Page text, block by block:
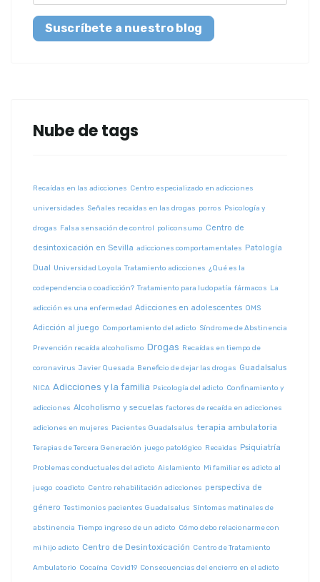
Suscríbete a nuestro blog
Nube de tags
Recaídas en las adicciones Centro especializado en adicciones
universidades Señales recaídas en las drogas porros Psicología y
drogas Falsa sensación de control policonsumo Centro de
desintoxicación en Sevilla adicciones comportamentales Patología
Dual Universidad Loyola Tratamiento adicciones ¿Qué es la
codependencia o coadicción? Tratamiento para ludopatía fármacos La
adicción es una enfermedad Adicciones en adolescentes OMS
Adicción al juego Comportamiento del adicto Síndrome de Abstinencia
Prevención recaída alcoholismo Drogas Recaídas en tiempo de
coronavirus Javier Quesada Beneficio de dejar las drogas Guadalsalus
NICA Adicciones y la familia Psicología del adicto Confinamiento y
adicciones Alcoholismo y secuelas factores de recaída en adicciones
adiciones en mujeres Pacientes Guadalsalus terapia ambulatoria
Terapias de Tercera Generación juego patológico Recaidas Psiquiatría
Problemas conductuales del adicto Aislamiento Mi familiar es adicto al
juego coadicto Centro rehabilitación adicciones perspectiva de
género Testimonios pacientes Guadalsalus Síntomas matinales de
abstinencia Tiempo ingreso de un adicto Cómo debo relacionarme con
mi hijo adicto Centro de Desintoxicación Centro de Tratamiento
Ambulatorio Cocaína Covid19 Consecuencias del encierro en el adicto